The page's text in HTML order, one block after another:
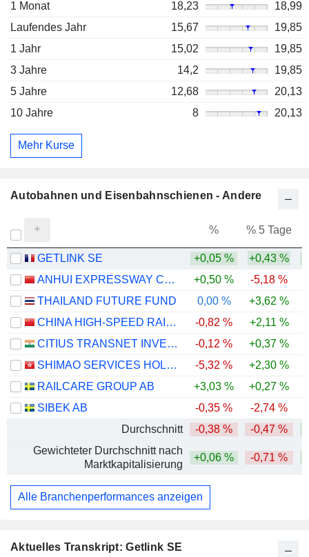
Aktuelles Transkript: Getlink SE
1 Monat
18,23
18,99
Laufendes Jahr
15,67
19,85
1 Jahr
15,02
19,85
3 Jahre
14,2
19,85
5 Jahre
12,68
20,13
10 Jahre
8 20,13
Mehr Kurse
Autobahnen und Eisenbahnschienen - Andere
% % 5 Tage
GETLINK SE +0,05 % +0,43 %
ANHUI EXPRESSWAY COMPANY LIMITED
+0,50 % -5,18 %
THAILAND FUTURE FUND
0,00 % +3,62 %
CHINA HIGH-SPEED RAILWAY TECHNOLOGY CO., LTD.
-0,82 % +2,11 %
CITIUS TRANSNET INVESTMENT TRUST
-0,12 %
+0,37 %
SHIMAO SERVICES HOLDINGS LIMITED
-5,32 % +2,30 %
RAILCARE GROUP AB
+3,03 % +0,27 %
SIBEK AB
-0,35 % -2,74 %
Durchschnitt
-0,38 % -0,47 %
Gewichteter Durchschnitt nach
Marktkapitalisierung
+0,06 % -0,71 %
Alle Branchenperformances anzeigen